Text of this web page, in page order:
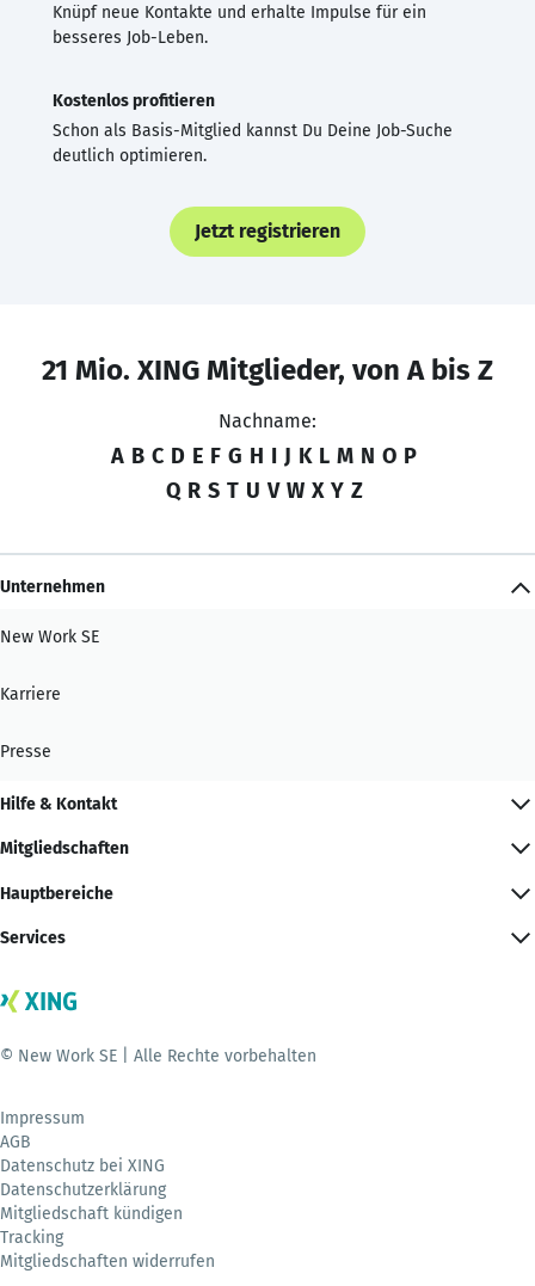
Knüpf neue Kontakte und erhalte Impulse für ein
besseres Job-Leben.
Kostenlos profitieren
Schon als Basis-Mitglied kannst Du Deine Job-Suche
deutlich optimieren.
Jetzt registrieren
21 Mio. XING Mitglieder, von A bis Z
Nachname:
A B C D E F G H I J K L M N O P
Q R S T U V W X Y Z
Unternehmen
New Work SE
Karriere
Presse
Hilfe & Kontakt
Mitgliedschaften
Hauptbereiche
Services
© New Work SE | Alle Rechte vorbehalten
Impressum
AGB
Datenschutz bei XING
Datenschutzerklärung
Mitgliedschaft kündigen
Tracking
Mitgliedschaften widerrufen